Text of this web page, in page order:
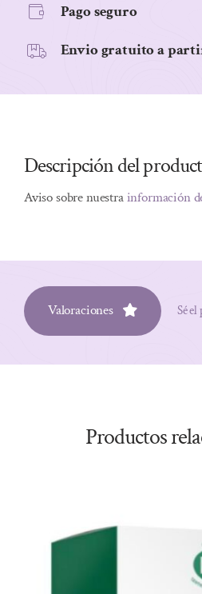
Pago seguro
Envio gratuito a
Descripción del
Aviso sobre nuestrainformación
Valoraciones Sé
Productos